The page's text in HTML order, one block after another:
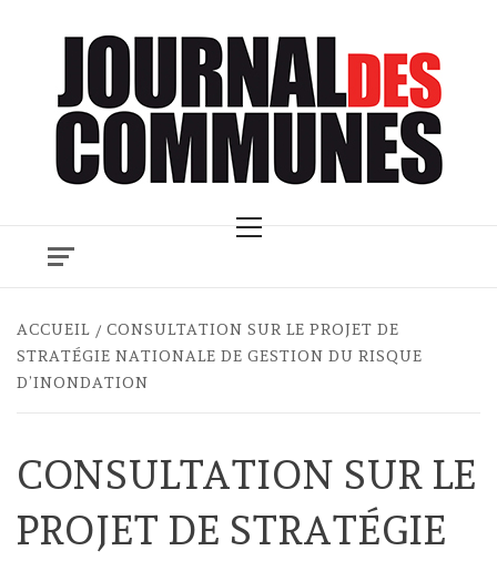
Menu
ACCUEIL
CONSULTATION SUR LE PROJET DE
STRATÉGIE NATIONALE DE GESTION DU RISQUE
D’INONDATION
CONSULTATION SUR LE
PROJET DE STRATÉGIE